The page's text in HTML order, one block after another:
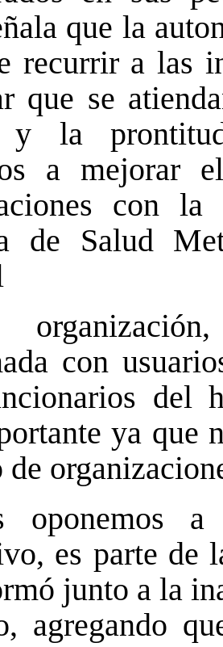
que la
recurrir a las
que se
y la
a mejorar
con
de Salud
con
del
ya que
de
oponemos a
es parte de
junto a la
agregando